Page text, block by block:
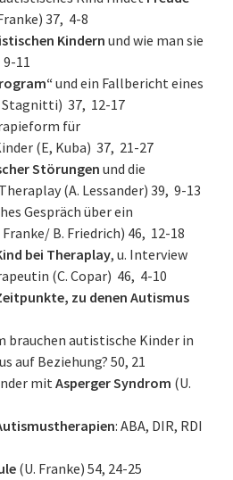
37, 4-8
Kindern und wie man sie
11
und ein Fallbericht eines
Stagnitti) 37, 12-17
für
(E, Kuba) 37, 21-27
Störungen und die
(A. Lessander) 39, 9-13
Gespräch über ein
B. Friedrich) 46, 12-18
bei Theraplay, u. Interview
(C. Copar) 46, 4-10
zu denen Autismus
brauchen autistische Kinder in
auf Beziehung? 50, 21
mitAsperger Syndrom (U.
: ABA, DIR, RDI
(U. Franke) 54, 24-25